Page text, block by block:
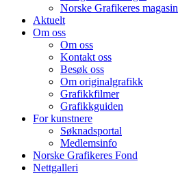
Norske Grafikeres magasin
Aktuelt
Om oss
Om oss
Kontakt oss
Besøk oss
Om originalgrafikk
Grafikkfilmer
Grafikkguiden
For kunstnere
Søknadsportal
Medlemsinfo
Norske Grafikeres Fond
Nettgalleri